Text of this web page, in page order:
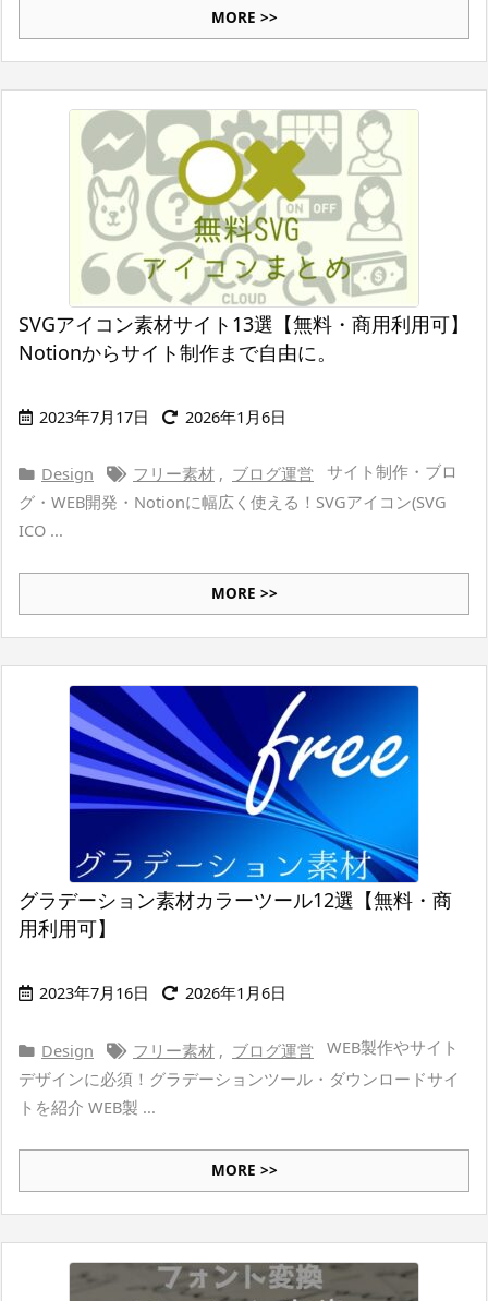
MORE >>
SVGアイコン素材サイト13選【無料・商用利用可】
Notionからサイト制作まで自由に。
2023年7月17日 2026年1月6日
Design フリー素材 , ブログ運営
サイト制作・ブロ
グ・WEB開発・Notionに幅広く使える！SVGアイコン(SVG
ICO ...
MORE >>
グラデーション素材カラーツール12選【無料・商
用利用可】
2023年7月16日 2026年1月6日
Design フリー素材 , ブログ運営
WEB製作やサイト
デザインに必須！グラデーションツール・ダウンロードサイ
トを紹介 WEB製 ...
MORE >>